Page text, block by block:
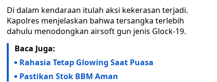
Di dalam kendaraan itulah aksi kekerasan terjadi.
Kapolres menjelaskan bahwa tersangka terlebih
dahulu menodongkan airsoft gun jenis Glock-19.
Baca Juga:
Rahasia Tetap Glowing Saat Puasa
Pastikan Stok BBM Aman